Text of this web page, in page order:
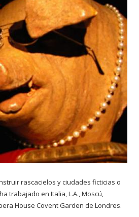
rascacielos y ciudades ficticias o
trabajado en Italia, L.A., Moscú,
House Covent Garden de Londres.